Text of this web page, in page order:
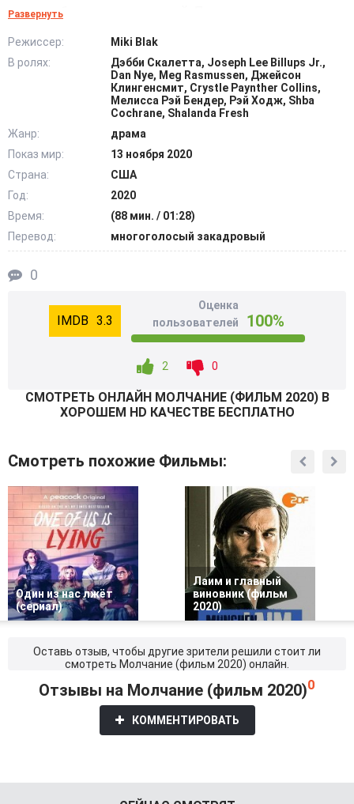
жизни собственных родителей. Поэтому доктору
его внутренний мир, чтобы вынести свой вердикт.
Неужели к жуткой криминальной трагедии, имевшей
колоссальный общественный резонанс, могли иметь
отношения потусторонние силы. Как вписать мистику в
достойна того, чтобы выяснить правду. Пойдет ли на
сотрудничество подопечный целеустремленного
эксперта? @Filmix.fan
Развернуть
Режиссер:
Miki Blak
В ролях:
Дэбби Скалетта, Joseph Lee Billups Jr.,
Dan Nye, Meg Rasmussen, Джейсон
Клингенсмит, Crystle Paynther Collins,
Мелисса Рэй Бендер, Рэй Ходж, Shba
Cochrane, Shalanda Fresh
Жанр:
драма
Показ мир:
13 ноября 2020
Страна:
США
Год:
2020
Время:
(88 мин. / 01:28)
Перевод:
многоголосый закадровый
0
3.3
Оценка
пользователей
100%
2 0
СМОТРEТЬ ОНЛАЙН МОЛЧАНИЕ (ФИЛЬМ 2020) В
ХОРОШЕМ HD КАЧЕСТВЕ БЕСПЛАТНО
Смотреть похожие Фильмы:
Один из нас лжёт
(сериал)
Лаим и главный
виновник (фильм
2020)
Оставь отзыв, чтобы другие зрители решили стоит ли
смотреть Молчание (фильм 2020) онлайн.
Отзывы на Молчание (фильм 2020)0
КОММЕНТИРОВАТЬ